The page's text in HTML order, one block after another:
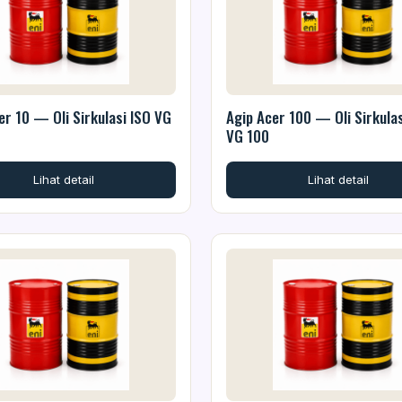
10 — Oli Sirkulasi ISO VG
Lihat detail
Agip Acer 100 — Oli
VG 100
Lihat detail